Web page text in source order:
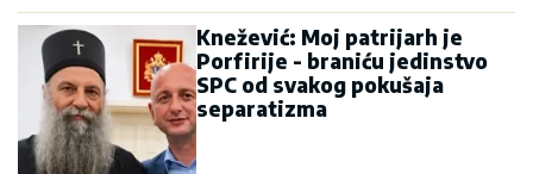
Knežević: Moj patrijarh je
Porfirije - braniću jedinstvo
SPC od svakog pokušaja
separatizma